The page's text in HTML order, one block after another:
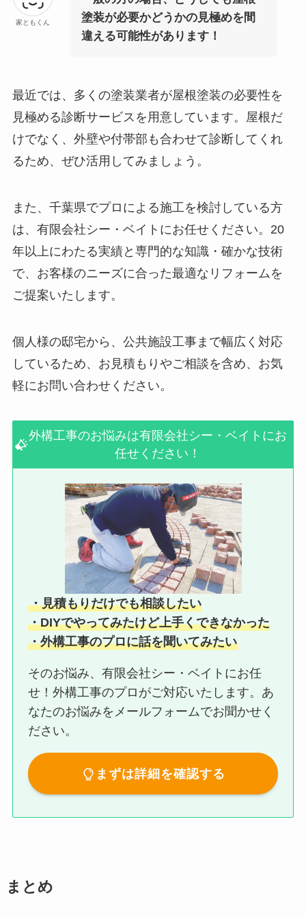
家ともくん
塗装が必要かどうかの見極めを間
違える可能性があります！
最近では、多くの塗装業者が屋根塗装の必要性を
見極める診断サービスを用意しています。屋根だ
けでなく、外壁や付帯部も合わせて診断してくれ
るため、ぜひ活用してみましょう。
また、千葉県でプロによる施工を検討している方
は、有限会社シー・ベイトにお任せください。20
年以上にわたる実績と専門的な知識・確かな技術
で、お客様のニーズに合った最適なリフォームを
ご提案いたします。
個人様の邸宅から、公共施設工事まで幅広く対応
しているため、お見積もりやご相談を含め、お気
軽にお問い合わせください。
外構工事のお悩みは有限会社シー・ベイトにお
任せください！
・見積もりだけでも相談したい
・DIYでやってみたけど上手くできなかった
・外構工事のプロに話を聞いてみたい
そのお悩み、有限会社シー・ベイトにお任
せ！外構工事のプロがご対応いたします。あ
なたのお悩みをメールフォームでお聞かせく
ださい。
まずは詳細を確認する
まとめ